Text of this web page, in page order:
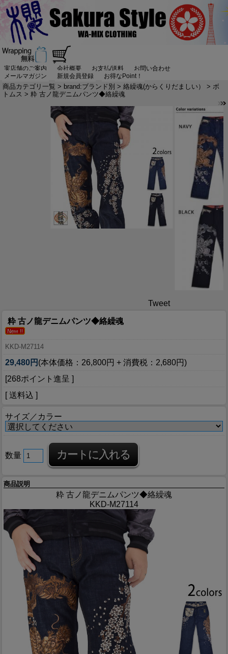
実店舗のご案内 会社概要 お支払/送料
お問い合わせ
メールマガジン
新規会員登録 お得なPoint！
商品カテゴリ一覧 > brand:ブランド別 > 絡繰魂(からくりだましい） > ボ
トムス > 粋 古ノ龍デニムパンツ◆絡繰魂
Tweet
粋 古ノ龍デニムパンツ◆絡繰魂
KKD-M27114
29,480円 (本体価格：26,800円 + 消費税：2,680円)
[268ポイント進呈 ]
[ 送料込 ]
サイズ／カラー
数量
商品説明
粋 古ノ龍デニムパンツ◆絡繰魂
KKD-M27114